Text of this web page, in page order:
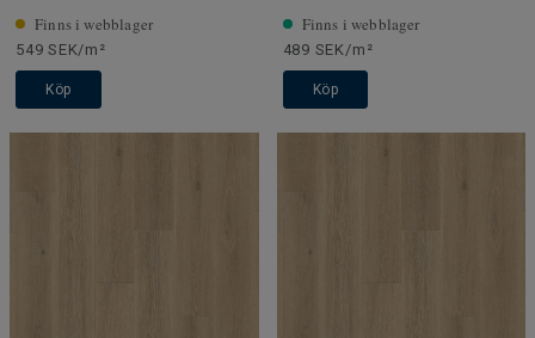
Finns i webblager
549 SEK/m²
Köp
Finns i webblager
489 SEK/m²
Köp